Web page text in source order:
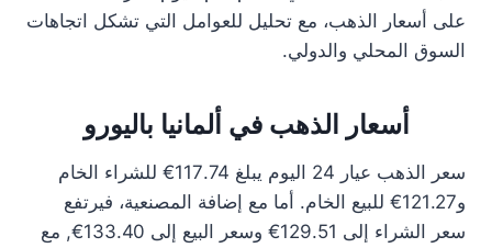
على أسعار الذهب، مع تحليل للعوامل التي تشكل اتجاهات
السوق المحلي والدولي.
أسعار الذهب في ألمانيا باليورو
سعر الذهب عيار 24 اليوم يبلغ 117.74€ للشراء الخام
و121.27€ للبيع الخام. أما مع إضافة المصنعية، فيرتفع
سعر الشراء إلى 129.51€ وسعر البيع إلى 133.40€, مع